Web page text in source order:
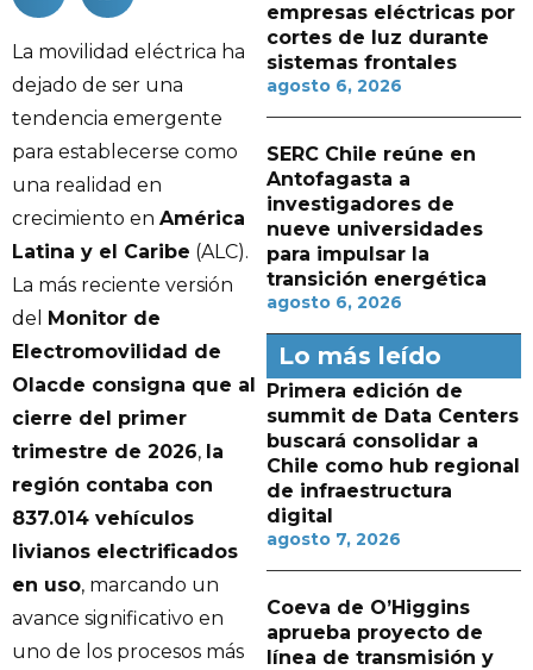
La movilidad eléctrica ha
dejado de ser una
tendencia emergente
para establecerse como
una realidad en
crecimiento en América
Latina y el Caribe (ALC).
La más reciente versión
del Monitor de
Electromovilidad de
Olacde consigna que al
cierre del primer
trimestre de 2026, la
región contaba con
837.014 vehículos
livianos electrificados
en uso, marcando un
avance significativo en
uno de los procesos más
empresas eléctricas por
cortes de luz durante
sistemas frontales
agosto 6, 2026
SERC Chile reúne en
Antofagasta a
investigadores de
nueve universidades
para impulsar la
transición energética
agosto 6, 2026
Lo más leído
Primera edición de
summit de Data Centers
buscará consolidar a
Chile como hub regional
de infraestructura
digital
agosto 7, 2026
Coeva de O’Higgins
aprueba proyecto de
línea de transmisión y